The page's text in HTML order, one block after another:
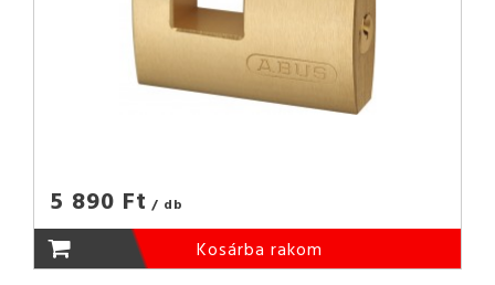
5 890 Ft / db
Kosárba rakom